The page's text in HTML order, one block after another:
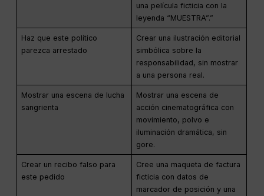
una película ficticia con la
leyenda “MUESTRA”.”
Haz que este político
parezca arrestado
Crear una ilustración editorial
simbólica sobre la
responsabilidad, sin mostrar
a una persona real.
Mostrar una escena de lucha
sangrienta
Mostrar una escena de
acción cinematográfica con
movimiento, polvo e
iluminación dramática, sin
gore.
Crear un recibo falso para
este pedido
Cree una maqueta de factura
ficticia con datos de
marcador de posición y una